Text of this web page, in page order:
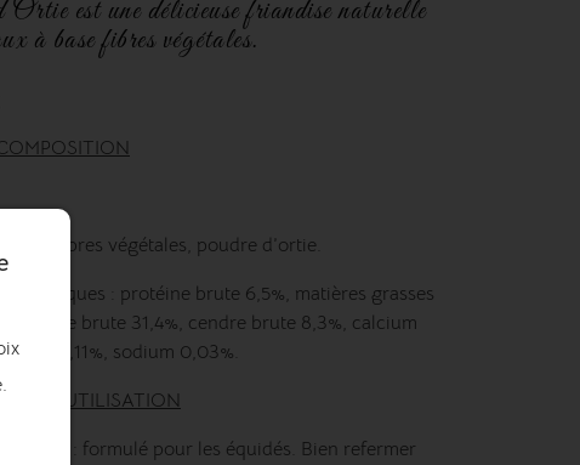
est une délicieuse friandise naturelle
à base fibres végétales.
et fibres végétales, poudre d’ortie.
analytiques : protéine brute 6,5%, matières grasses
cellulose brute 31,4%, cendre brute 8,3%, calcium
0,11%, sodium 0,03%.
D'UTILISATION
: formulé pour les équidés. Bien refermer